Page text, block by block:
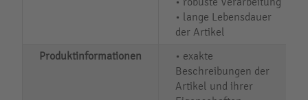
• lange Lebensdauer
der Artikel
Produktinformationen
• exakte
Beschreibungen der
Artikel und ihrer